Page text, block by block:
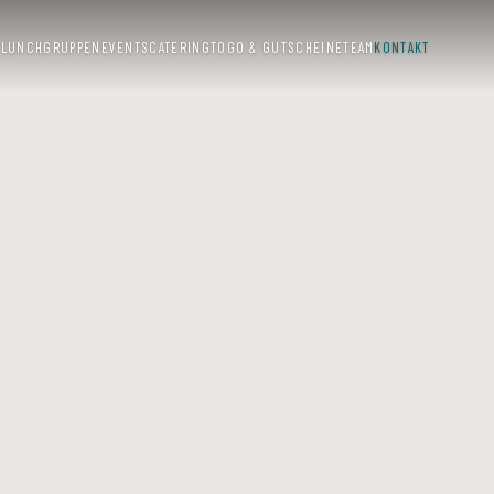
LUNCHGRUPPEN EVENTSCATERINGTOGO & GUTSCHEINETEAMKONTAKT